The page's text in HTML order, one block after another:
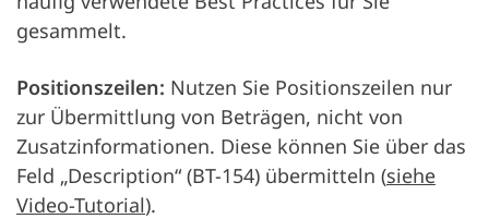
gesammelt.
Positionszeilen: Nutzen Sie Positionszeilen nur
zur Übermittlung von Beträgen, nicht von
Zusatzinformationen. Diese können Sie über das
Feld „Description“ (BT-154) übermitteln (siehe
Video-Tutorial).